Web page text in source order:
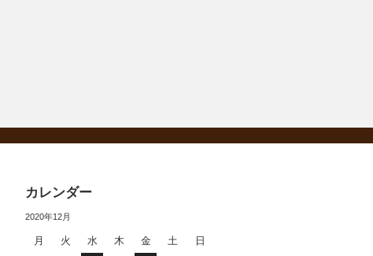
カレンダー
2020年12月
月 火 水 木 金 土 日